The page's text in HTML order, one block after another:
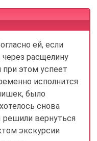
ей, если
расщелину
при этом успеет
исполнится
было
снова
решили вернуться
экскурсии